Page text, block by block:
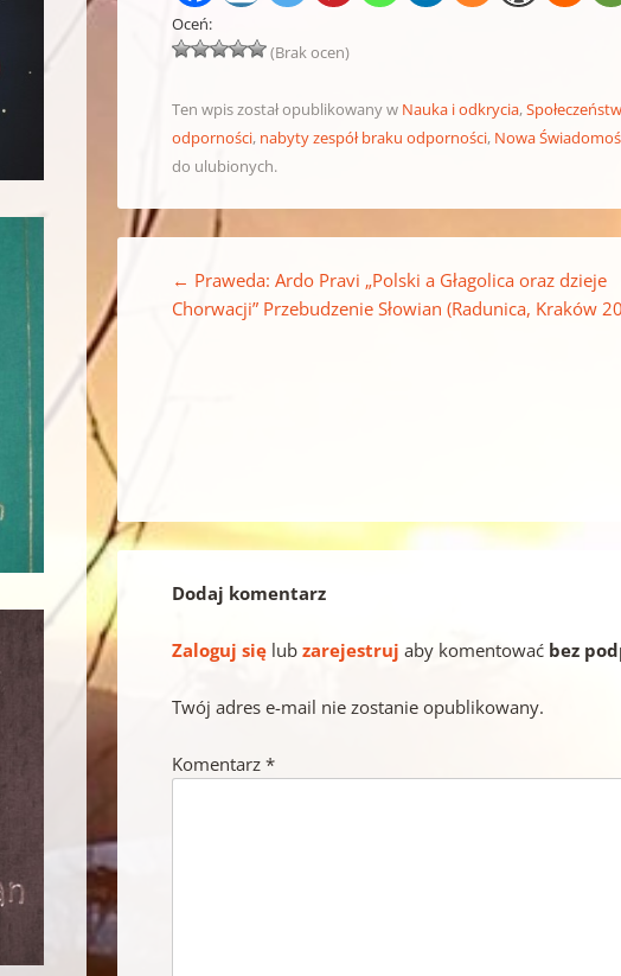
Oceń:
(Brak ocen)
Ten wpis został opublikowany w Nauka i odkrycia,
odporności, nabyty zespół braku odporności, Nowa
do ulubionych.
← Praweda: Ardo Pravi „Polski a Głagolica oraz dzieje
Chorwacji” Przebudzenie Słowian (Radunica, Kraków
Dodaj komentarz
Zaloguj się lubzarejestruj aby komentować bez
Twój adres e-mail nie zostanie opublikowany.
Komentarz*